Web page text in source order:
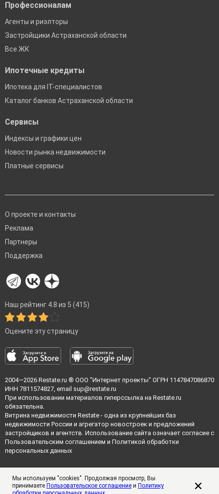
Профессионалам
Агенты и риэлторы
Застройщики Астраханской области
Все ЖК
Ипотечные кредиты
Ипотека для IT-специалистов
Каталог банков Астраханской области
Сервисы
Индексы и графики цен
Новости рынка недвижимости
Платные сервисы
О проекте и контакты
Реклама
Партнеры
Поддержка
Наш рейтинг 4.8 из 5 (415)
Оцените эту страницу
2004—2026 Restate.ru ® ООО "Интернет проекты" ОГРН 1147847086870
ИНН 7811574827, email sup@restate.ru
При использовании материалов гиперссылка на Restate.ru
обязательна.
Витрина недвижимости Restate - одна из крупнейших баз
недвижимости России и агрегатор новостроек и предложений
застройщиков и агентств. Использование сайта означает согласие с
Пользовательским соглашением и Политикой обработки
персональных данных
Мы используем "cookies". Продолжая просмотр, Вы
принимаете Пользовательское соглашение и Политику